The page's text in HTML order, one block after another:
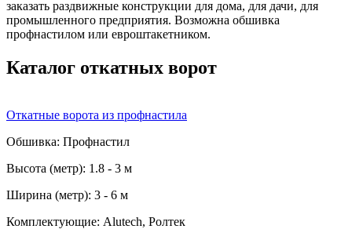
заказать раздвижные конструкции для дома, для дачи, для
промышленного предприятия. Возможна обшивка
профнастилом или евроштакетником.
Каталог откатных ворот
Откатные ворота из профнастила
Обшивка: Профнастил
Высота (метр): 1.8 - 3 м
Ширина (метр): 3 - 6 м
Комплектующие: Alutech, Ролтек